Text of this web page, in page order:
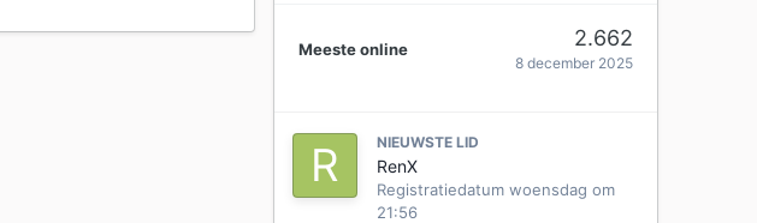
Meeste online 2.662
8 december 2025
NIEUWSTE LID
RenX
Registratiedatum woensdag om
21:56